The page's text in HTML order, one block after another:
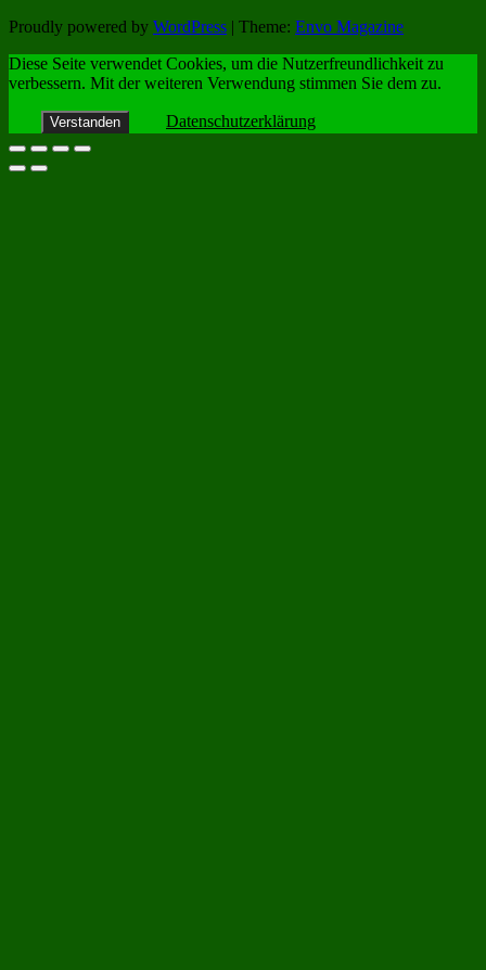
Proudly powered by WordPress | Theme: Envo Magazine
Diese Seite verwendet Cookies, um die Nutzerfreundlichkeit zu
verbessern. Mit der weiteren Verwendung stimmen Sie dem zu.
Verstanden Datenschutzerklärung